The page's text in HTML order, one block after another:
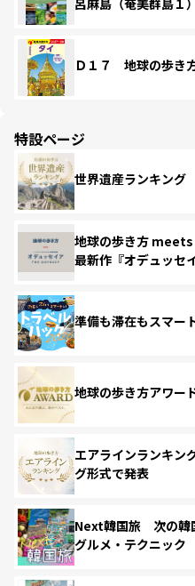
Ｄ１７ 地球の歩き
特設ページ
世界遺産ランキング
地球の歩き方 meets
最新作『オデュッセ
準備も滞在もスマ
地球の歩き方アワー
エアラインランキ
グ形式で発表
Next韓国旅 次の韓
グルメ・テクニック